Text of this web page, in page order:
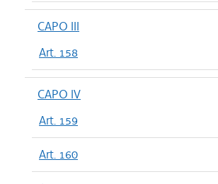
CAPO III
Art. 158
CAPO IV
Art. 159
Art. 160